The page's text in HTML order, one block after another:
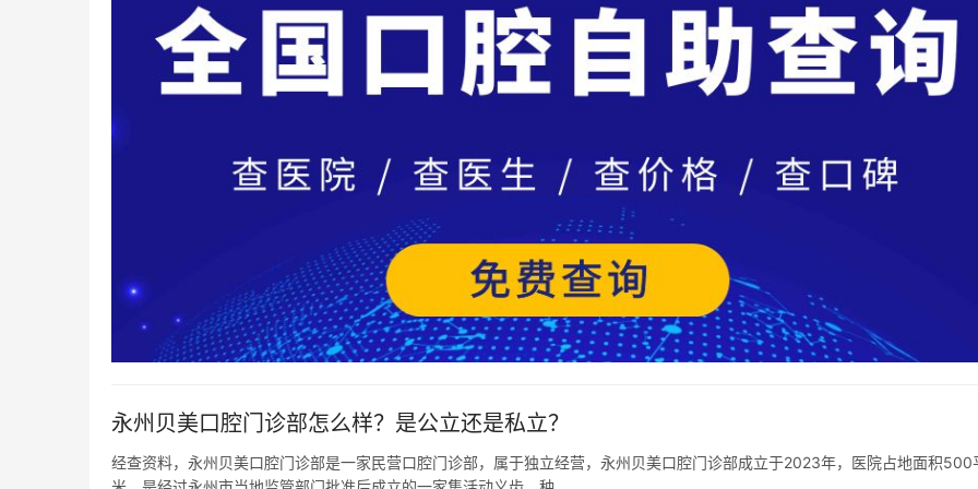
永州贝美口腔门诊部怎么样？是公立还是私立？
经查资料，永州贝美口腔门诊部是一家民营口腔门诊部，属于独立经营，永州贝美口腔门诊部成立于2023年，医院占地面积500